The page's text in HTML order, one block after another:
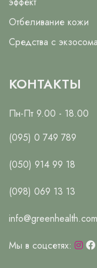
Отбеливание кожи
Средства с
КОНТАКТЫ
Пн-Пт 9.00 - 18.00
(095) 0 749 789
(050) 914 99 18
(098) 069 13 13
Мы в соцсетях: